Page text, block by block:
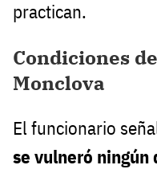
practican.
Condiciones
Monclova
El funcionario
se vulneró ningún